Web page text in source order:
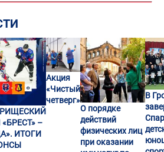
–
ИТОГИ
Акция
«Чистый
четверг»
О порядке
действий
физических лиц
при оказании
В